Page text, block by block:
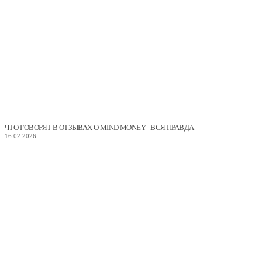
ЧТО ГОВОРЯТ В ОТЗЫВАХ О MIND MONEY - ВСЯ ПРАВДА
16.02.2026